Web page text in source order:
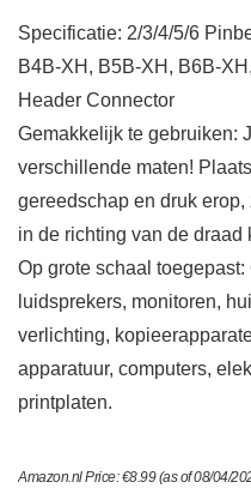
Specificatie: 2/3/4/5/6
B4B-XH, B5B-XH, B6B-
Header Connector
Gemakkelijk te gebruiken:
verschillende maten!
gereedschap en druk
in de richting van de draad
Op grote schaal
luidsprekers, monitoren,
verlichting,
apparatuur, computers,
printplaten.
Amazon.nl Price:€8.99(as of 08/04/